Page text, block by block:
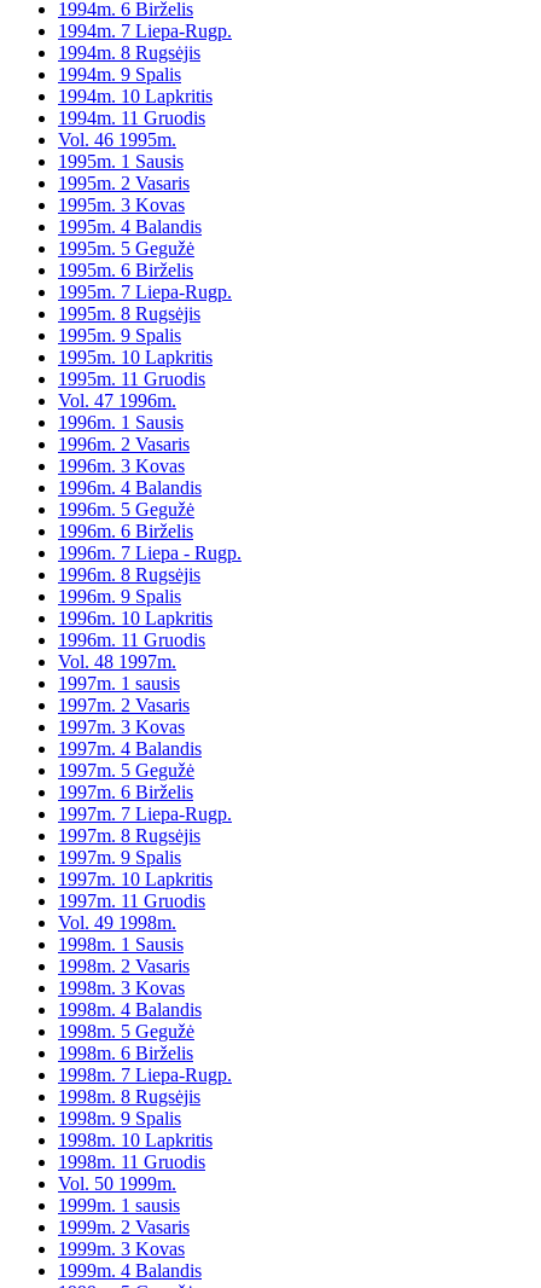
1994m. 6 Birželis
1994m. 7 Liepa-Rugp.
1994m. 8 Rugsėjis
1994m. 9 Spalis
1994m. 10 Lapkritis
1994m. 11 Gruodis
Vol. 46 1995m.
1995m. 1 Sausis
1995m. 2 Vasaris
1995m. 3 Kovas
1995m. 4 Balandis
1995m. 5 Gegužė
1995m. 6 Birželis
1995m. 7 Liepa-Rugp.
1995m. 8 Rugsėjis
1995m. 9 Spalis
1995m. 10 Lapkritis
1995m. 11 Gruodis
Vol. 47 1996m.
1996m. 1 Sausis
1996m. 2 Vasaris
1996m. 3 Kovas
1996m. 4 Balandis
1996m. 5 Gegužė
1996m. 6 Birželis
1996m. 7 Liepa - Rugp.
1996m. 8 Rugsėjis
1996m. 9 Spalis
1996m. 10 Lapkritis
1996m. 11 Gruodis
Vol. 48 1997m.
1997m. 1 sausis
1997m. 2 Vasaris
1997m. 3 Kovas
1997m. 4 Balandis
1997m. 5 Gegužė
1997m. 6 Birželis
1997m. 7 Liepa-Rugp.
1997m. 8 Rugsėjis
1997m. 9 Spalis
1997m. 10 Lapkritis
1997m. 11 Gruodis
Vol. 49 1998m.
1998m. 1 Sausis
1998m. 2 Vasaris
1998m. 3 Kovas
1998m. 4 Balandis
1998m. 5 Gegužė
1998m. 6 Birželis
1998m. 7 Liepa-Rugp.
1998m. 8 Rugsėjis
1998m. 9 Spalis
1998m. 10 Lapkritis
1998m. 11 Gruodis
Vol. 50 1999m.
1999m. 1 sausis
1999m. 2 Vasaris
1999m. 3 Kovas
1999m. 4 Balandis